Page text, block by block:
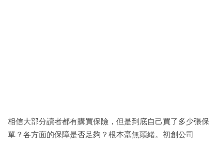
相信大部分讀者都有購買保險，但是到底自己買了多少張保
單？各方面的保障是否足夠？根本毫無頭緒。初創公司